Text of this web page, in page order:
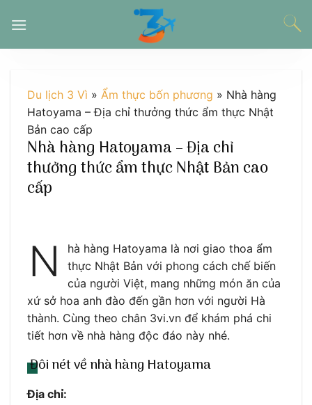
đến
Du lịch 3 Vì » Ẩm thực bốn phương » Nhà hàng
Hatoyama – Địa chỉ thưởng thức ẩm thực Nhật
Bản cao cấp
Nhà hàng Hatoyama – Địa chỉ
thưởng thức ẩm thực Nhật Bản cao
cấp
N
hà hàng Hatoyama là nơi giao thoa ẩm
thực Nhật Bản với phong cách chế biến
của người Việt, mang những món ăn của
xứ sở hoa anh đào đến gần hơn với người Hà
thành. Cùng theo chân 3vi.vn để khám phá chi
tiết hơn về nhà hàng độc đáo này nhé.
Đôi nét về nhà hàng Hatoyama
Địa chỉ: